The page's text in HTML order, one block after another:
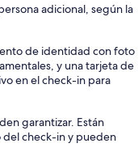
adicional, según la
de identidad con foto
y una tarjeta de
en el check-in para
garantizar. Están
del check-in y pueden